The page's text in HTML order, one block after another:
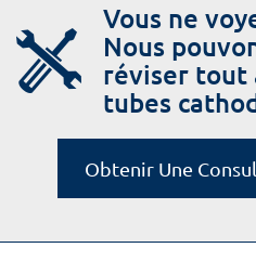
Vous ne
Nous
réviser tout
tubes
Obtenir Une